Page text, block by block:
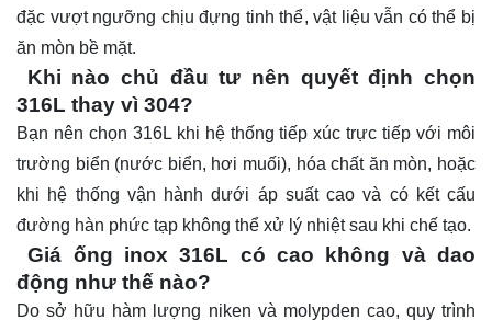
đặc vượt ngưỡng chịu đựng tinh thể, vật liệu vẫn có thể bị
ăn mòn bề mặt.
Khi nào chủ đầu tư nên quyết định chọn
316L thay vì 304?
Bạn nên chọn 316L khi hệ thống tiếp xúc trực tiếp với môi
trường biển (nước biển, hơi muối), hóa chất ăn mòn, hoặc
khi hệ thống vận hành dưới áp suất cao và có kết cấu
đường hàn phức tạp không thể xử lý nhiệt sau khi chế tạo.
Giá ống inox 316L có cao không và dao
động như thế nào?
Do sở hữu hàm lượng niken và molypden cao, quy trình